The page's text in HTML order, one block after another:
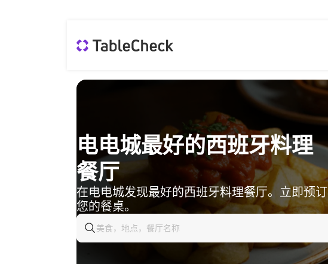
电电城最好的西班牙料理
餐厅
在电电城发现最好的西班牙料理餐厅。立即预订
您的餐桌。